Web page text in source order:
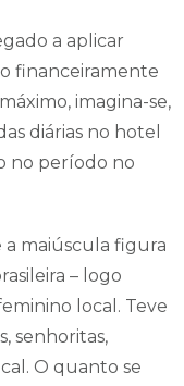
a aplicar
financeiramente
imagina-se,
diárias no hotel
no período no
maiúscula figura
– logo
local. Teve
senhoritas,
O quanto se